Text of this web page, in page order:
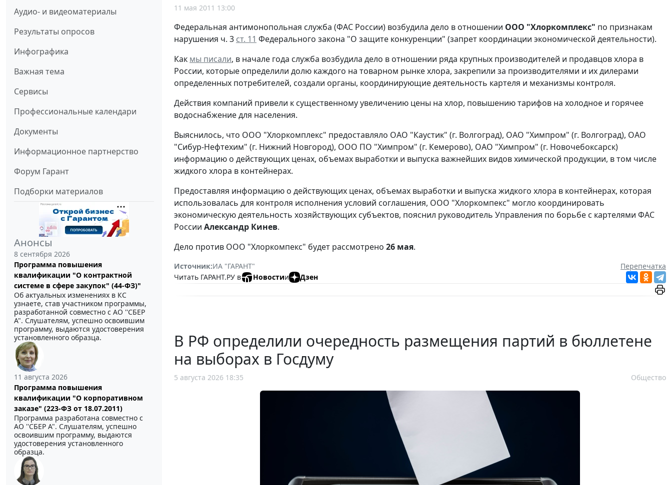
Аудио- и видеоматериалы
Результаты опросов
Инфографика
Важная тема
Сервисы
Профессиональные календари
Документы
Информационное партнерство
Форум Гарант
Подборки материалов
Анонсы
8 сентября 2026
Программа повышения
квалификации "О контрактной
системе в сфере закупок" (44-ФЗ)"
Об актуальных изменениях в КС
узнаете, став участником программы,
разработанной совместно с АО ''СБЕР
А". Слушателям, успешно освоившим
программу, выдаются удостоверения
установленного образца.
11 августа 2026
Программа повышения
квалификации "О корпоративном
заказе" (223-ФЗ от 18.07.2011)
Программа разработана совместно с
АО ''СБЕР А". Слушателям, успешно
освоившим программу, выдаются
удостоверения установленного
образца.
11 мая 2011 13:00
Федеральная антимонопольная служба (ФАС России) возбудила дело в отношении ООО "Хлоркомплекс" по признакам
нарушения ч. 3 ст. 11 Федерального закона "О защите конкуренции" (запрет координации экономической деятельности).
Как мы писали, в начале года служба возбудила дело в отношении ряда крупных производителей и продавцов хлора в
России, которые определили долю каждого на товарном рынке хлора, закрепили за производителями и их дилерами
определенных потребителей, создали органы, координирующие деятельность картеля и механизмы контроля.
Действия компаний привели к существенному увеличению цены на хлор, повышению тарифов на холодное и горячее
водоснабжение для населения.
Выяснилось, что ООО "Хлоркомплекс" предоставляло ОАО "Каустик" (г. Волгоград), ОАО "Химпром" (г. Волгоград), ОАО
"Сибур-Нефтехим" (г. Нижний Новгород), ООО ПО "Химпром" (г. Кемерово), ОАО "Химпром" (г. Новочебоксарск)
информацию о действующих ценах, объемах выработки и выпуска важнейших видов химической продукции, в том числе
жидкого хлора в контейнерах.
Предоставляя информацию о действующих ценах, объемах выработки и выпуска жидкого хлора в контейнерах, которая
использовалась для контроля исполнения условий соглашения, ООО "Хлоркомпекс" могло координировать
экономическую деятельность хозяйствующих субъектов, пояснил руководитель Управления по борьбе с картелями ФАС
России Александр Кинев.
Дело против ООО "Хлоркомпекс" будет рассмотрено 26 мая.
Источник:ИА "ГАРАНТ"
Перепечатка
Читать ГАРАНТ.РУ в
Новостии Дзен
В РФ определили очередность размещения партий в бюллетене
на выборах в Госдуму
5 августа 2026 18:35 Общество